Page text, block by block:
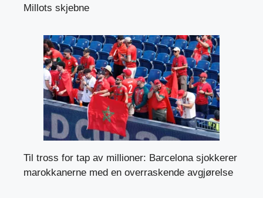
Millots skjebne
Til tross for tap av millioner: Barcelona sjokkerer
marokkanerne med en overraskende avgjørelse